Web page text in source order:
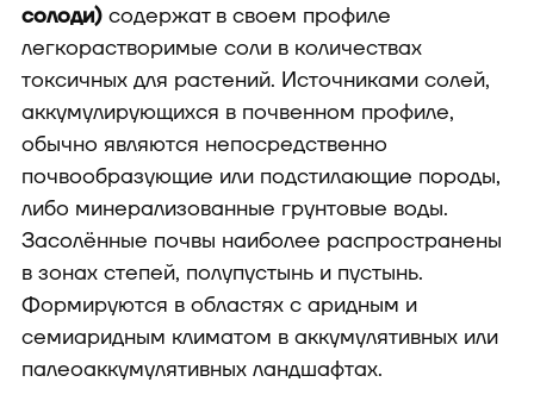
солоди) содержат в своем профиле
легкорастворимые соли в количествах
токсичных для растений. Источниками солей,
аккумулирующихся в почвенном профиле,
обычно являются непосредственно
почвообразующие или подстилающие породы,
либо минерализованные грунтовые воды.
Засолённые почвы наиболее распространены
в зонах степей, полупустынь и пустынь.
Формируются в областях с аридным и
семиаридным климатом в аккумулятивных или
палеоаккумулятивных ландшафтах.